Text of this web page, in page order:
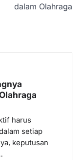
dalam Olahraga
harus
setiap
keputusan